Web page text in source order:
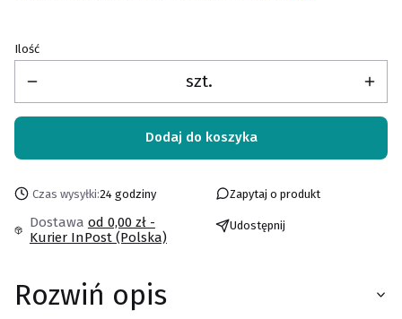
Ilość
szt.
Dodaj do koszyka
Czas wysyłki:24 godziny
Dostawa od 0,00 zł -
Kurier InPost (Polska)
Zapytaj o produkt
Udostępnij
Rozwiń opis